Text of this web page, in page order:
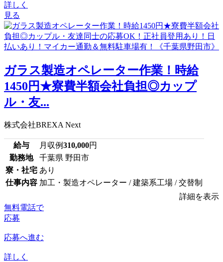
詳しく
見る
ガラス製造オペレーター作業！時給
1450円★寮費半額会社負担◎カップ
ル・友...
株式会社BREXA Next
給与 月収例310,000円
勤務地
千葉県 野田市
寮・社宅 あり
仕事内容 加工・製造オペレーター / 建築系工場 / 交替制
詳細を表示
無料電話で
応募
応募へ進む
詳しく